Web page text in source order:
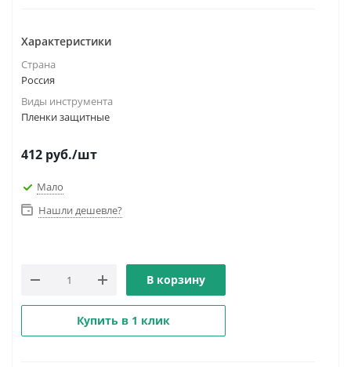
Характеристики
Страна
Россия
Виды инструмента
Пленки защитные
412 руб./шт
Мало
Нашли дешевле?
В корзину
Купить в 1 клик